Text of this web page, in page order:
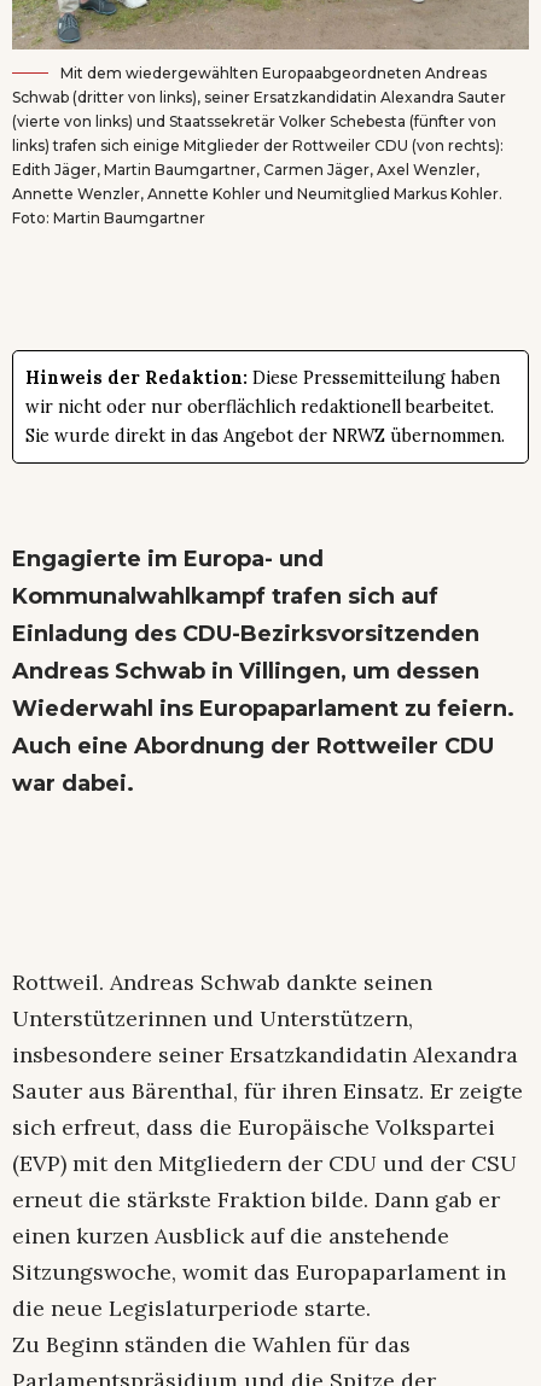
Mit dem wiedergewählten Europaabgeordneten Andreas
Schwab (dritter von links), seiner Ersatzkandidatin Alexandra Sauter
(vierte von links) und Staatssekretär Volker Schebesta (fünfter von
links) trafen sich einige Mitglieder der Rottweiler CDU (von rechts):
Edith Jäger, Martin Baumgartner, Carmen Jäger, Axel Wenzler,
Annette Wenzler, Annette Kohler und Neumitglied Markus Kohler.
Foto: Martin Baumgartner
Hinweis der Redaktion: Diese Pressemitteilung haben
wir nicht oder nur oberflächlich redaktionell bearbeitet.
Sie wurde direkt in das Angebot der NRWZ übernommen.
Engagierte im Europa- und
Kommunalwahlkampf trafen sich auf
Einladung des CDU-Bezirksvorsitzenden
Andreas Schwab in Villingen, um dessen
Wiederwahl ins Europaparlament zu feiern.
Auch eine Abordnung der Rottweiler CDU
war dabei.
Rottweil. Andreas Schwab dankte seinen
Unterstützerinnen und Unterstützern,
insbesondere seiner Ersatzkandidatin Alexandra
Sauter aus Bärenthal, für ihren Einsatz. Er zeigte
sich erfreut, dass die Europäische Volkspartei
(EVP) mit den Mitgliedern der CDU und der CSU
erneut die stärkste Fraktion bilde. Dann gab er
einen kurzen Ausblick auf die anstehende
Sitzungswoche, womit das Europaparlament in
die neue Legislaturperiode starte.
Zu Beginn ständen die Wahlen für das
Parlamentspräsidium und die Spitze der